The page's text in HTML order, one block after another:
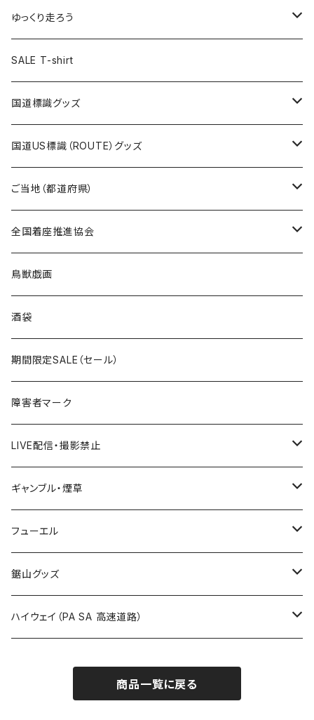
トートバッグ
ランチバッグ
エコバッグ
クリアファイル
キーホルダー
クリアファイル
Tシャツ
ステッカー
サコッシュ
ホテルキーホルダー
モーテルキーホルダー
トートバッグ
クリアファイル
マスク
エコバッグ
千葉ロッテマリーンズコラボ
エコバッグ
ステッカー
モーテルキーホルダー
ホテルキーホルダー
トートバッグ
キャップ
ステッカー
ホテルキーホルダー
Tシャツ
キャップ
ステッカー
ゆっくり走ろう
Tシャツ
ステッカー
ホテルキーホルダー
SALE T-shirt
国道標識グッズ
ステッカー
国道0～99号線
国道100～199号線
国道600～699号線
国道700～799号線
Tシャツ
キャップ
国道US標識（ROUTE）グッズ
ステッカー
ROUTE 0～99号線
ROUTE100～199号線
ROUTE600～699号線
ROUTE700～799号線
Tシャツ
ROUTE 0～99号線
ROUTE 100～199号線
ROUTE 600～699号線
ROUTE 700～799号線
キャップ
ROUTE 0～99号線
ROUTE 100～199号線
ROUTE 600～699号線
ROUTE 700～799号線
ご当地（都道府県）
北海道
青森県
岩手県
宮城県
秋田県
Tシャツ
ステッカー
山形県
福島県
茨城県
栃木県
群馬県
全国着座推進協会
ステッカー
鳥獣戯画
酒袋
期間限定SALE（セール）
障害者マーク
LIVE配信・撮影禁止
LIVE配信禁止
撮影禁止
ギャンブル・煙草
ホテルキーホルダー
たばこ・禁煙ステッカー
フューエル
ステッカー
鋸山グッズ
Tシャツ
ハイウェイ（PA SA 高速道路）
商品一覧に戻る